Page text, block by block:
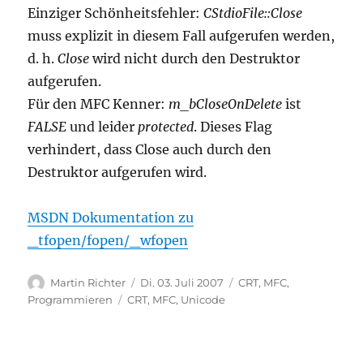
Einziger Schönheitsfehler:CStdioFile::Close
muss explizit in diesem Fall aufgerufen werden,
d. h.Close wird nicht durch den Destruktor
aufgerufen.
Für den MFC Kenner: m_bCloseOnDelete ist
FALSEund leiderprotected. Dieses Flag
verhindert, dass Close auch durch den
Destruktor aufgerufen wird.
MSDN Dokumentation zu
_tfopen/fopen/_wfopen
Autor
Martin Richter
Veröffentlicht
am
Di. 03. Juli 2007 Kategorien
CRT, MFC,
Programmieren
Schlagwörter
CRT, MFC, Unicode